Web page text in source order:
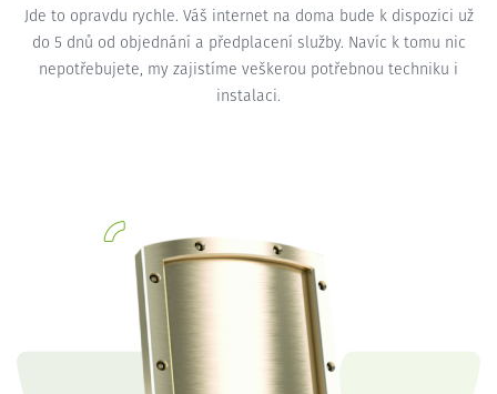
Jde to opravdu rychle. Váš internet na doma bude k dispozici už
do 5 dnů od objednání a předplacení služby. Navíc k tomu nic
nepotřebujete, my zajistíme veškerou potřebnou techniku i
instalaci.